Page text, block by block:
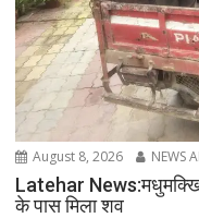
August 8, 2026 NEWS
Latehar
के पास मिला शव